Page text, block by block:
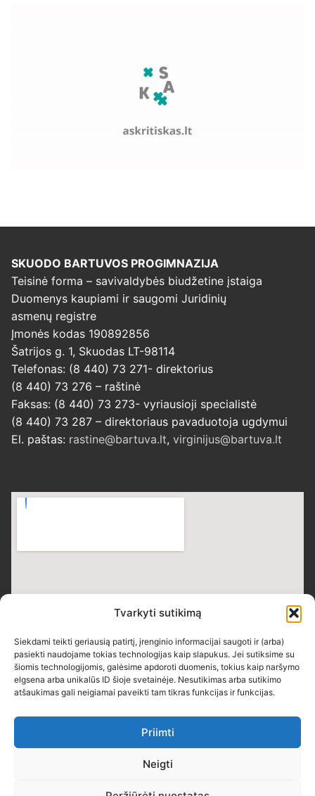
Tvarkyti sutikimą
Siekdami teikti geriausią patirtį, įrenginio informacijai saugoti ir (arba)
pasiekti naudojame tokias technologijas kaip slapukus. Jei sutiksime su
šiomis technologijomis, galėsime apdoroti duomenis, tokius kaip naršymo
elgsena arba unikalūs ID šioje svetainėje. Nesutikimas arba sutikimo
atšaukimas gali neigiamai paveikti tam tikras funkcijas ir funkcijas.
Priimti
Neigti
SKUODO BARTUVOS PROGIMNAZIJA
Teisinė forma – savivaldybės biudžetine įstaiga
Duomenys kaupiami ir saugomi Juridinių
asmenų registre
Įmonės kodas 190892856
Šatrijos g. 1, Skuodas LT-98114
Telefonas: (8 440) 73 271- direktorius
(8 440) 73 276 – raštinė
Faksas: (8 440) 73 273- vyriausioji specialistė
(8 440) 73 287 – direktoriaus pavaduotoja ugdymui
El. paštas: rastine@bartuva.lt, virginijus@bartuva.lt